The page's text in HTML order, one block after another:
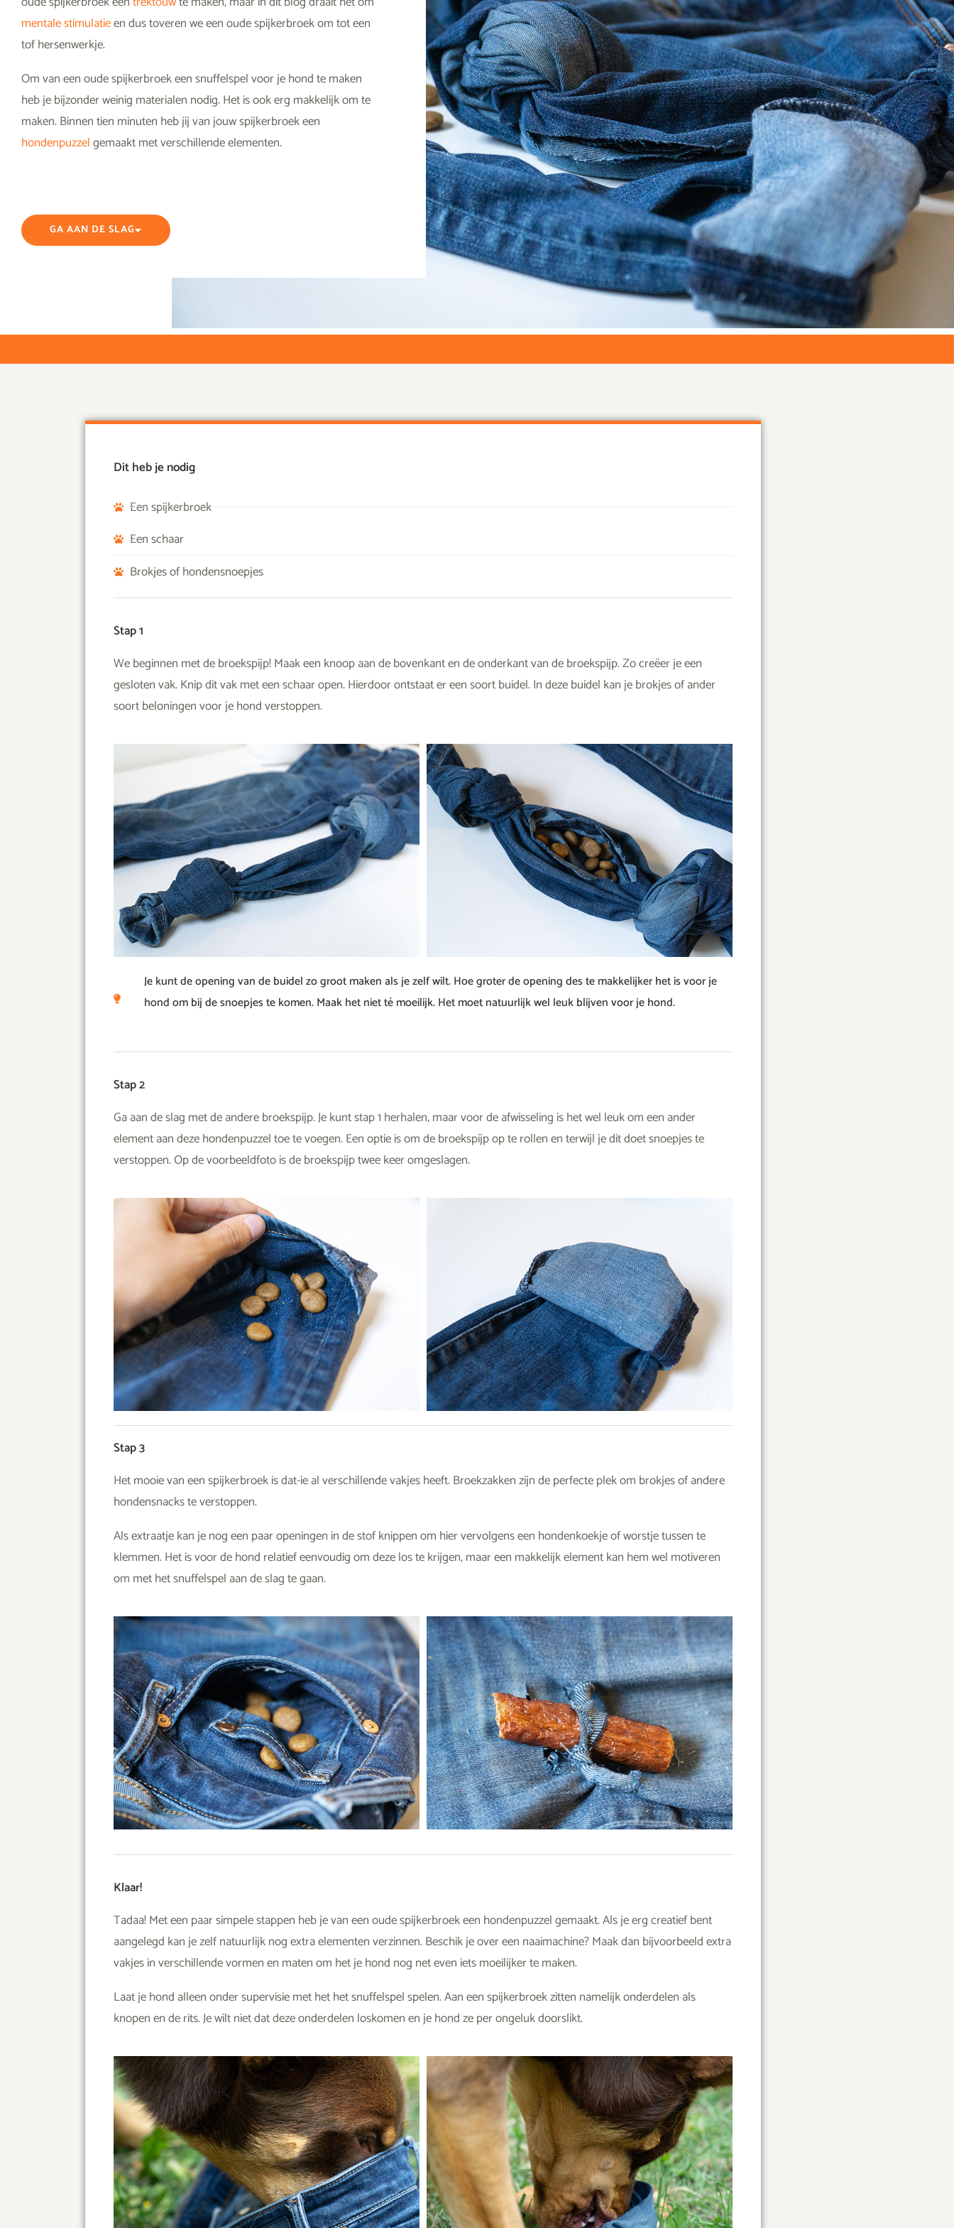
mentale stimulatieen dus toveren we een oude spijkerbroek om tot een
tof hersenwerkje.
Om van een oude spijkerbroek een snuffelspel voor je hond te maken
heb je bijzonder weinig materialen nodig. Het is ook erg makkelijk om te
maken. Binnen tien minuten heb jij van jouw spijkerbroek een
hondenpuzzelgemaakt met verschillende elementen.
GA AAN DE SLAG
Dit heb je nodig
Een spijkerbroek
Een schaar
Brokjes of hondensnoepjes
Stap 1
We beginnen met de broekspijp! Maak een knoop aan de bovenkant en de onderkant van de broekspijp. Zo creëer je een
gesloten vak. Knip dit vak met een schaar open. Hierdoor ontstaat er een soort buidel. In deze buidel kan je brokjes of ander
soort beloningen voor je hond verstoppen.
Je kunt de opening van de buidel zo groot maken als je zelf wilt. Hoe groter de opening des te makkelijker het is voor je
hond om bij de snoepjes te komen. Maak het niet té moeilijk. Het moet natuurlijk wel leuk blijven voor je hond.
Stap 2
Ga aan de slag met de andere broekspijp. Je kunt stap 1 herhalen, maar voor de afwisseling is het wel leuk om een ander
element aan deze hondenpuzzel toe te voegen. Een optie is om de broekspijp op te rollen en terwijl je dit doet snoepjes te
verstoppen. Op de voorbeeldfoto is de broekspijp twee keer omgeslagen.
Stap 3
Het mooie van een spijkerbroek is dat-ie al verschillende vakjes heeft. Broekzakken zijn de perfecte plek om brokjes of andere
hondensnacks te verstoppen.
Als extraatje kan je nog een paar openingen in de stof knippen om hier vervolgens een hondenkoekje of worstje tussen te
klemmen. Het is voor de hond relatief eenvoudig om deze los te krijgen, maar een makkelijk element kan hem wel motiveren
om met het snuffelspel aan de slag te gaan.
Klaar!
Tadaa! Met een paar simpele stappen heb je van een oude spijkerbroek een hondenpuzzel gemaakt. Als je erg creatief bent
aangelegd kan je zelf natuurlijk nog extra elementen verzinnen. Beschik je over een naaimachine? Maak dan bijvoorbeeld extra
vakjes in verschillende vormen en maten om het je hond nog net even iets moeilijker te maken.
Laat je hond alleen onder supervisie met het het snuffelspel spelen. Aan een spijkerbroek zitten namelijk onderdelen als
knopen en de rits. Je wilt niet dat deze onderdelen loskomen en je hond ze per ongeluk doorslikt.